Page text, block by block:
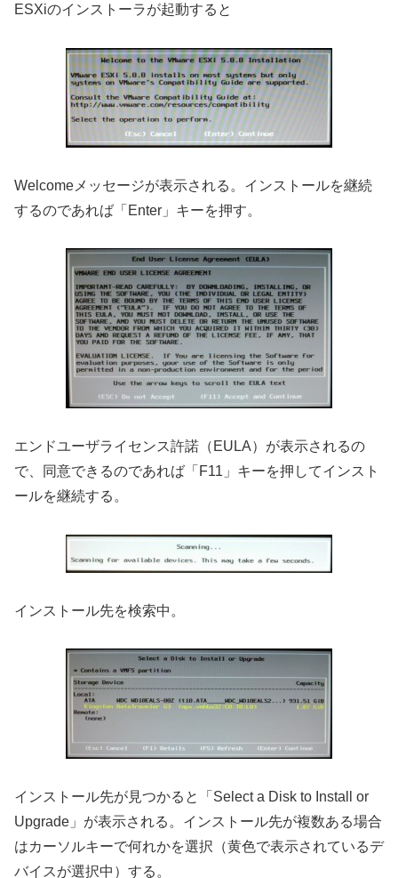
ESXiのインストーラが起動すると
Welcomeメッセージが表示される。インストールを継続
するのであれば「Enter」キーを押す。
エンドユーザライセンス許諾（EULA）が表示されるの
で、同意できるのであれば「F11」キーを押してインスト
ールを継続する。
インストール先を検索中。
インストール先が見つかると「Select a Disk to Install or
Upgrade」が表示される。インストール先が複数ある場合
はカーソルキーで何れかを選択（黄色で表示されているデ
バイスが選択中）する。